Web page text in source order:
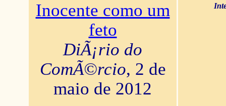
Inocente como um
feto
DiÃ¡rio do
ComÃ©rcio, 2 de
maio de 2012